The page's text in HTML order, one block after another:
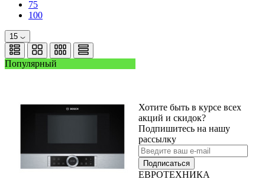
75
100
15
Популярный
Хотите быть в курсе всех
акций и скидок?
Подпишитесь на нашу
рассылку
Подписаться
ЕВРОТЕХНИКА